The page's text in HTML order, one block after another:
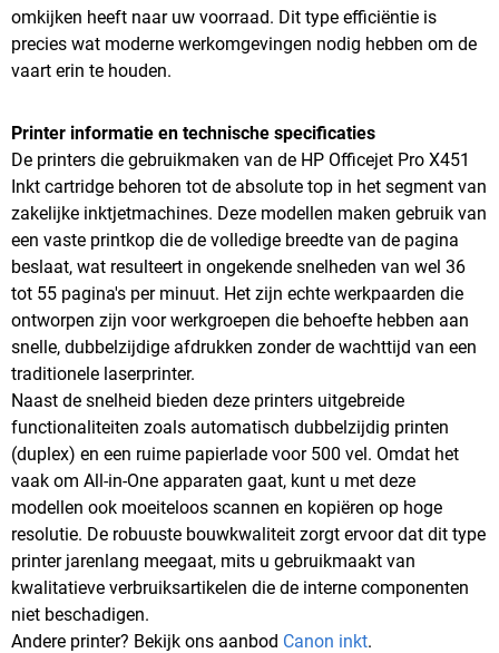
omkijken heeft naar uw voorraad. Dit type efficiëntie is
precies wat moderne werkomgevingen nodig hebben om de
vaart erin te houden.
Printer informatie en technische specificaties
De printers die gebruikmaken van de HP Officejet Pro X451
Inkt cartridge behoren tot de absolute top in het segment van
zakelijke inktjetmachines. Deze modellen maken gebruik van
een vaste printkop die de volledige breedte van de pagina
beslaat, wat resulteert in ongekende snelheden van wel 36
tot 55 pagina's per minuut. Het zijn echte werkpaarden die
ontworpen zijn voor werkgroepen die behoefte hebben aan
snelle, dubbelzijdige afdrukken zonder de wachttijd van een
traditionele laserprinter.
Naast de snelheid bieden deze printers uitgebreide
functionaliteiten zoals automatisch dubbelzijdig printen
(duplex) en een ruime papierlade voor 500 vel. Omdat het
vaak om All-in-One apparaten gaat, kunt u met deze
modellen ook moeiteloos scannen en kopiëren op hoge
resolutie. De robuuste bouwkwaliteit zorgt ervoor dat dit type
printer jarenlang meegaat, mits u gebruikmaakt van
kwalitatieve verbruiksartikelen die de interne componenten
niet beschadigen.
Andere printer? Bekijk ons aanbod Canon inkt.